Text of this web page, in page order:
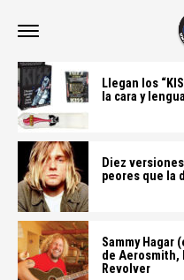
Llegan los
la cara y
Diez
peores que la
Sammy Hagar
de Aerosmith,
Revolver